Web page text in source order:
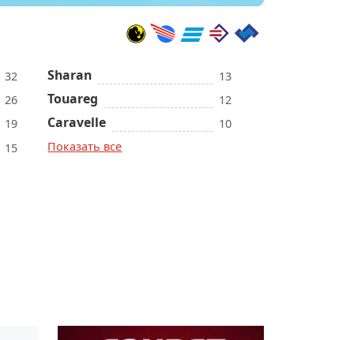
32
26
19
15
Sharan 13
Touareg 12
Caravelle
10
Показать все